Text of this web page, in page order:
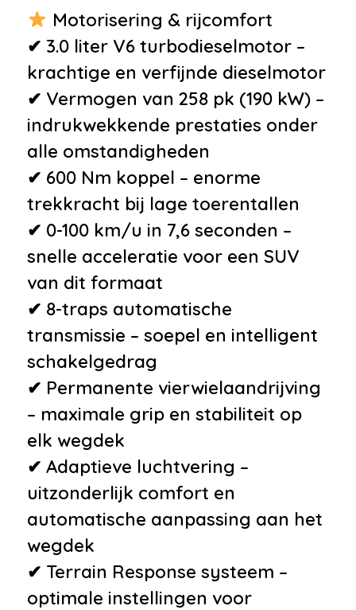
•Bestuurdersstoel in hoogte
verstelbaar
•Binnenspiegel automatisch
dimmend
•Boordcomputer
•Elektrische ramen voor en
achter
•Elektrisch verstelbare
bestuurdersstoel
•Elektrisch verstelbare
stuurkolom
•Hoofdsteunen achter
•Lederen stuurwiel
•Lendesteunen (verstelbaar)
•Passagiersstoel in hoogte
verstelbaar
•Regensensor
•Stuurbekrachtiging
snelheidsafhankelijk
•Stuurverwarming
•Voorstoelen in hoogte
verstelbaar
Milieu
Motorisering & rijcomfort
✔ 3.0 liter V6 turbodieselmotor –
krachtige en verfijnde dieselmotor
✔ Vermogen van 258 pk (190 kW) –
indrukwekkende prestaties onder
alle omstandigheden
✔ 600 Nm koppel – enorme
trekkracht bij lage toerentallen
✔ 0-100 km/u in 7,6 seconden –
snelle acceleratie voor een SUV
van dit formaat
✔ 8-traps automatische
transmissie – soepel en intelligent
schakelgedrag
✔ Permanente vierwielaandrijving
– maximale grip en stabiliteit op
elk wegdek
✔ Adaptieve luchtvering –
uitzonderlijk comfort en
automatische aanpassing aan het
wegdek
✔ Terrain Response systeem –
optimale instellingen voor